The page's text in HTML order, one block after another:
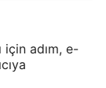
için adım, e-